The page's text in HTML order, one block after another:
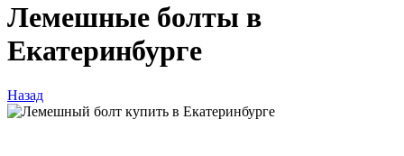
Лемешные болты в
Екатеринбурге
Назад